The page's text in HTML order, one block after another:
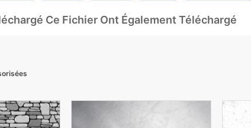
Ce Fichier Ont Également Téléchargé